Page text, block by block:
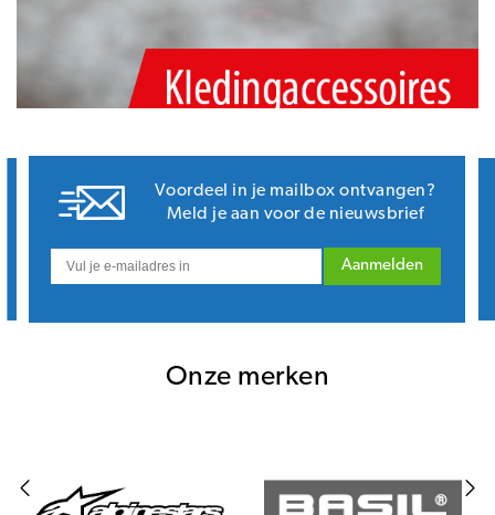
Voordeel in je mailbox ontvangen?
Meld je aan voor de nieuwsbrief
Aanmelden
Onze merken